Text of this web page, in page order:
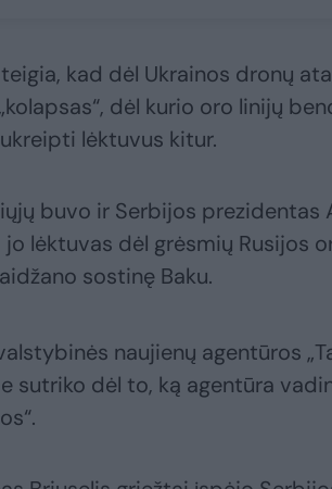
kad dėl Ukrainos dronų
dėl kurio oro linijų
lėktuvus kitur.
buvo ir Serbijos prezidentas
jo lėktuvas dėl grėsmių Rusijos
sostinę Baku.
naujienų agentūros
sutriko dėl to, ką agentūra